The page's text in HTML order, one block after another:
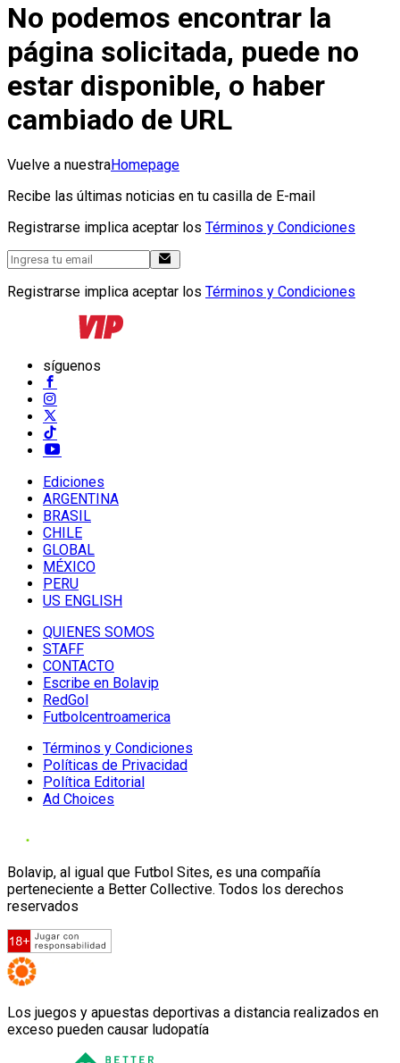
No podemos encontrar la
página solicitada, puede no
estar disponible, o haber
cambiado de URL
Vuelve a nuestraHomepage
Recibe las últimas noticias en tu casilla de E-mail
Registrarse implica aceptar los Términos y Condiciones
Registrarse implica aceptar los Términos y Condiciones
síguenos
Ediciones
ARGENTINA
BRASIL
CHILE
GLOBAL
MÉXICO
PERU
US ENGLISH
QUIENES SOMOS
STAFF
CONTACTO
Escribe en Bolavip
RedGol
Futbolcentroamerica
Términos y Condiciones
Políticas de Privacidad
Política Editorial
Ad Choices
Bolavip, al igual que Futbol Sites, es una compañía
perteneciente a Better Collective. Todos los derechos
reservados
Los juegos y apuestas deportivas a distancia realizados en
exceso pueden causar ludopatía